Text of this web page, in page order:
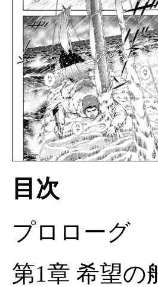
目次
プロローグ
第1章 希望の